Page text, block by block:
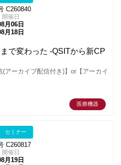
C260840
開催日
月06日
月18日
で変わった -QSITから新CP
アーカイブ配信付き)】or【アーカイ
医療機器
セミナー
C260817
開催日
月19日